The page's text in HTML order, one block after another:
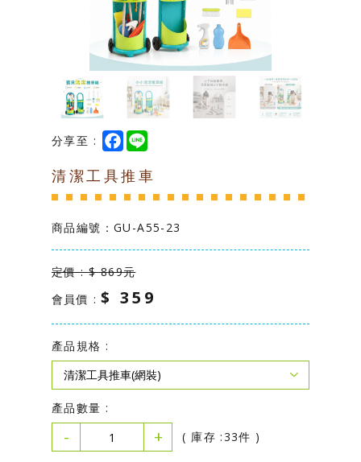
學齡前專區
商品分類區
台灣製造專區
學校幼教專區
分享至 :
F
a
e
b
o
k
e
清潔工具推車
商品編號： GU-A55-23
定價 : $ 869元
會員價 :$ 359
產品規格 :
產品數量 :
- + ( 庫存 :33件 )